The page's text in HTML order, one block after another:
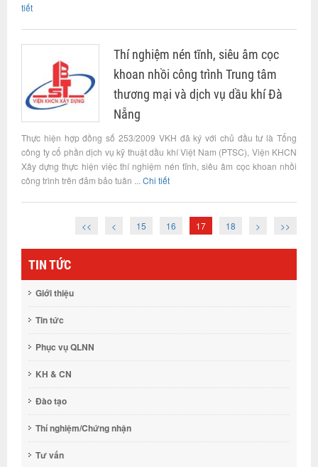
tiết
Thí nghiệm nén tĩnh, siêu âm cọc
khoan nhồi công trình Trung tâm
thương mại và dịch vụ dầu khí Đà
Nẵng
Thực hiện hợp đồng số 253/2009 VKH đã ký với chủ đầu tư là Tổng
công ty cổ phần dịch vụ kỹ thuật dầu khí Việt Nam (PTSC), Viện KHCN
Xây dựng thực hiện việc thí nghiệm nén tĩnh, siêu âm cọc khoan nhồi
công trình trên đảm bảo tuân ... Chi tiết
<< < 15 16 17 18 > >>
TIN TỨC
Giới thiệu
Tin tức
Phục vụ QLNN
KH & CN
Đào tạo
Thí nghiệm/Chứng nhận
Tư vấn